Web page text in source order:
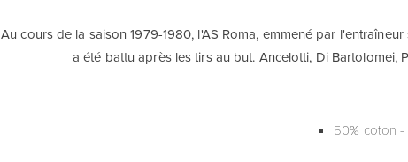
Au cours de la saison 1979-1980, l'AS Roma, emmené par
a été battu après les tirs au but. Ancelotti, Di
50% coton